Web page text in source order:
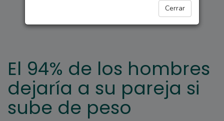
Cerrar
El 94% de los hombres
dejaría a su pareja si
sube de peso